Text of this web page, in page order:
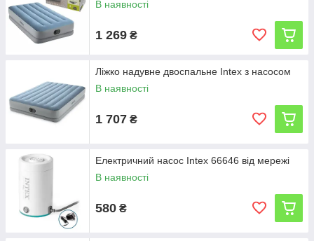
В наявності
1 269 ₴
Ліжко надувне двоспальне Intex з насосом
В наявності
1 707 ₴
Електричний насос Intex 66646 від мережі
В наявності
580 ₴